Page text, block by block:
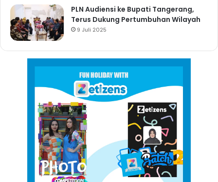
PLN Audiensi ke Bupati Tangerang,
Terus Dukung Pertumbuhan Wilayah
9 Juli 2025